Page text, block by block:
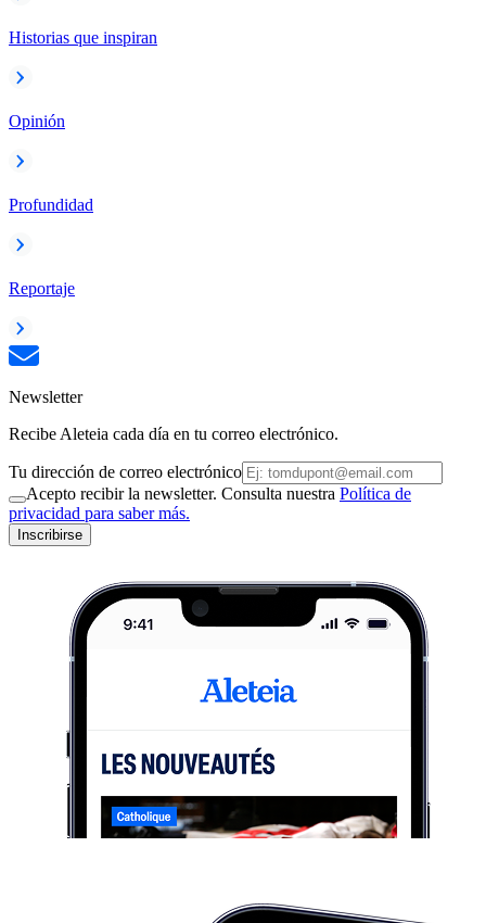
Historias que inspiran
Opinión
Profundidad
Reportaje
Newsletter
Recibe Aleteia cada día en tu correo electrónico.
Tu dirección de correo electrónico
Acepto recibir la newsletter. Consulta nuestra Política de
privacidad para saber más.
Inscribirse